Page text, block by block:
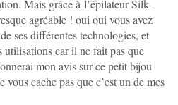
Mais grâce à l’épilateur Silk-
agréable ! oui oui vous avez
ses différentes technologies, et
utilisations car il ne fait pas que
mon avis sur ce petit bijou
cache pas que c’est un de mes